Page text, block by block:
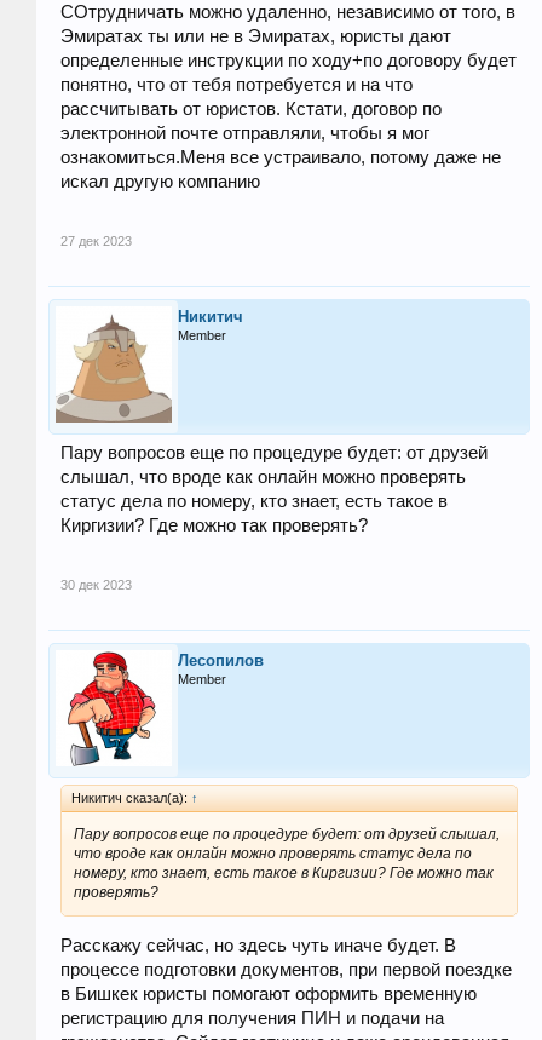
СОтрудничать можно удаленно, независимо от того, в
Эмиратах ты или не в Эмиратах, юристы дают
определенные инструкции по ходу+по договору будет
понятно, что от тебя потребуется и на что
рассчитывать от юристов. Кстати, договор по
электронной почте отправляли, чтобы я мог
ознакомиться.Меня все устраивало, потому даже не
искал другую компанию
27 дек 2023
Никитич
Member
Пару вопросов еще по процедуре будет: от друзей
слышал, что вроде как онлайн можно проверять
статус дела по номеру, кто знает, есть такое в
Киргизии? Где можно так проверять?
30 дек 2023
Лесопилов
Member
Никитич сказал(а): ↑
Пару вопросов еще по процедуре будет: от друзей слышал,
что вроде как онлайн можно проверять статус дела по
номеру, кто знает, есть такое в Киргизии? Где можно так
проверять?
Расскажу сейчас, но здесь чуть иначе будет. В
процессе подготовки документов, при первой поездке
в Бишкек юристы помогают оформить временную
регистрацию для получения ПИН и подачи на